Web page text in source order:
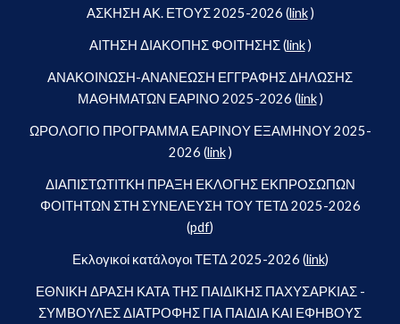
ΑΣΚΗΣΗ ΑΚ. ΕΤΟΥΣ 2025-2026 (link )
ΑΙΤΗΣΗ ΔΙΑΚΟΠΗΣ ΦΟΙΤΗΣΗΣ (link )
ΑΝΑΚΟΙΝΩΣΗ-ΑΝΑΝΕΩΣΗ ΕΓΓΡΑΦΗΣ ΔΗΛΩΣΗΣ
ΜΑΘΗΜΑΤΩΝ ΕΑΡΙΝΟ 2025-2026 (link )
ΩΡΟΛΟΓΙΟ ΠΡΟΓΡΑΜΜΑ ΕΑΡΙΝΟΥ ΕΞΑΜΗΝΟΥ 2025-
2026 (link )
ΔΙΑΠΙΣΤΩΤΙΤΚΗ ΠΡΑΞΗ ΕΚΛΟΓΗΣ ΕΚΠΡΟΣΩΠΩΝ
ΦΟΙΤΗΤΩΝ ΣΤΗ ΣΥΝΕΛΕΥΣΗ ΤΟΥ ΤΕΤΔ 2025-2026
(pdf)
Εκλογικοί κατάλογοι ΤΕΤΔ 2025-2026 (link)
ΕΘΝΙΚΗ ΔΡΑΣΗ ΚΑΤΑ ΤΗΣ ΠΑΙΔΙΚΗΣ ΠΑΧΥΣΑΡΚΙΑΣ -
ΣΥΜΒΟΥΛΕΣ ΔΙΑΤΡΟΦΗΣ ΓΙΑ ΠΑΙΔΙΑ ΚΑΙ ΕΦΗΒΟΥΣ